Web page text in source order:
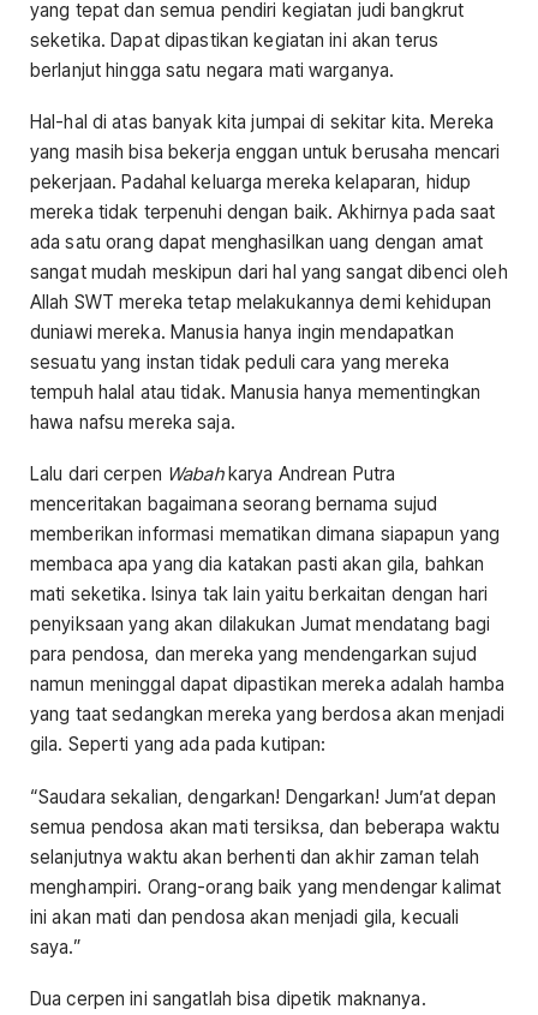
yang tepat dan semua pendiri kegiatan judi bangkrut
seketika. Dapat dipastikan kegiatan ini akan terus
berlanjut hingga satu negara mati warganya.
Hal-hal di atas banyak kita jumpai di sekitar kita. Mereka
yang masih bisa bekerja enggan untuk berusaha mencari
pekerjaan. Padahal keluarga mereka kelaparan, hidup
mereka tidak terpenuhi dengan baik. Akhirnya pada saat
ada satu orang dapat menghasilkan uang dengan amat
sangat mudah meskipun dari hal yang sangat dibenci oleh
Allah SWT mereka tetap melakukannya demi kehidupan
duniawi mereka. Manusia hanya ingin mendapatkan
sesuatu yang instan tidak peduli cara yang mereka
tempuh halal atau tidak. Manusia hanya mementingkan
hawa nafsu mereka saja.
Lalu dari cerpen Wabahkarya Andrean Putra
menceritakan bagaimana seorang bernama sujud
memberikan informasi mematikan dimana siapapun yang
membaca apa yang dia katakan pasti akan gila, bahkan
mati seketika. Isinya tak lain yaitu berkaitan dengan hari
penyiksaan yang akan dilakukan Jumat mendatang bagi
para pendosa, dan mereka yang mendengarkan sujud
namun meninggal dapat dipastikan mereka adalah hamba
yang taat sedangkan mereka yang berdosa akan menjadi
gila. Seperti yang ada pada kutipan:
“Saudara sekalian, dengarkan! Dengarkan! Jum’at depan
semua pendosa akan mati tersiksa, dan beberapa waktu
selanjutnya waktu akan berhenti dan akhir zaman telah
menghampiri. Orang-orang baik yang mendengar kalimat
ini akan mati dan pendosa akan menjadi gila, kecuali
saya.”
Dua cerpen ini sangatlah bisa dipetik maknanya.